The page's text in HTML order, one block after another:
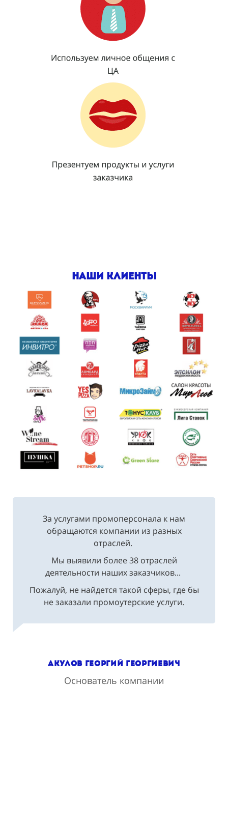
Наши клиенты
За услугами промоперсонала к нам
обращаются компании из разных
отраслей.
Мы выявили более 38 отраслей
деятельности наших заказчиков...
Пожалуй, не найдется такой сферы, где бы
не заказали промоутерские услуги.
Акулов Георгий Георгиевич
Основатель компании